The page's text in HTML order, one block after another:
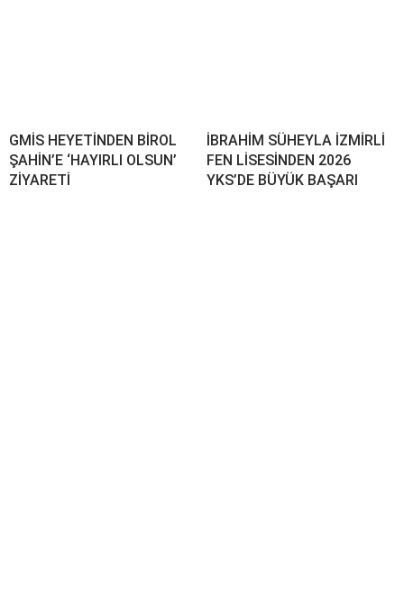
GMİS HEYETİNDEN BİROL
ŞAHİN’E ‘HAYIRLI OLSUN’
ZİYARETİ
İBRAHİM SÜHEYLA İZMİRLİ
FEN LİSESİNDEN 2026
YKS’DE BÜYÜK BAŞARI